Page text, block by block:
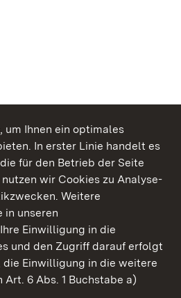
um Ihnen ein optimales
In erster Linie handelt es
für den Betrieb der Seite
wir Cookies zu Analyse-
Weitere
in unseren
Ihre Einwilligung in die
und den Zugriff darauf erfolgt
die Einwilligung in die weitere
6 Abs. 1 Buchstabe a)
Baden‑Württemberg
Gärten Baden-Württemberg